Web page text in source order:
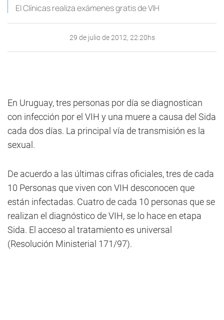
El Clínicas realiza exámenes gratis de VIH
29 de julio de 2012, 22:20hs
En Uruguay, tres personas por día se diagnostican
con infección por el VIH y una muere a causa del Sida
cada dos días. La principal vía de transmisión es la
sexual.
De acuerdo a las últimas cifras oficiales, tres de cada
10 Personas que viven con VIH desconocen que
están infectadas. Cuatro de cada 10 personas que se
realizan el diagnóstico de VIH, se lo hace en etapa
Sida. El acceso al tratamiento es universal
(Resolución Ministerial 171/97).